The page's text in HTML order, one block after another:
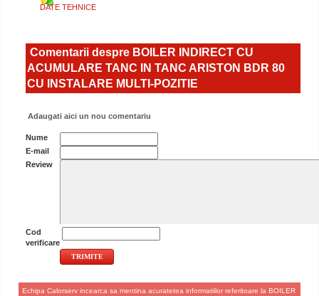
DATE TEHNICE
Comentarii despre BOILER INDIRECT CU
ACUMULARE TANC IN TANC ARISTON BDR 80
CU INSTALARE MULTI-POZITIE
Adaugati aici un nou comentariu
Nume
E-mail
Review
Cod
verificare
Echipa Calorserv incearca sa mentina acuratetea informatiilor referitoare la BOILER